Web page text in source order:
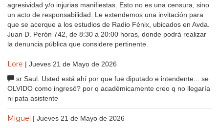
agresividad y/o injurias manifiestas. Esto no es una censura, sino
un acto de responsabilidad. Le extendemos una invitación para
que se acerque a los estudios de Radio Fénix, ubicados en Avda.
Juan D. Perón 742, de 8:30 a 20:00 horas, donde podrá realizar
la denuncia pública que considere pertinente.
Lore | Jueves 21 de Mayo de 2026
sr Saul. Usted está ahí por que fue diputado e intendente... se
OLVIDO como ingresó? por q académicamente creo q no llegaría
ni pata asistente
Miguel | Jueves 21 de Mayo de 2026